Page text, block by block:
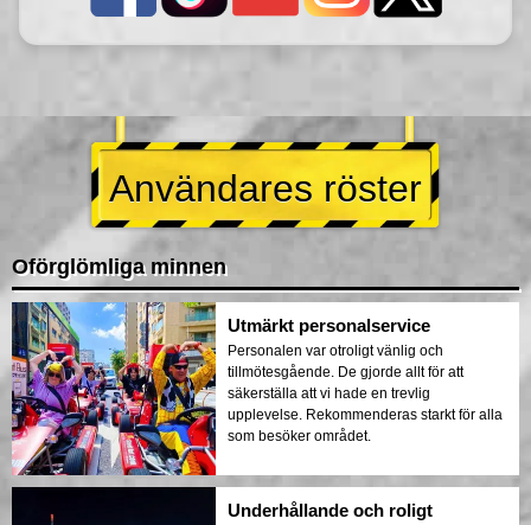
Användares röster
Oförglömliga minnen
Utmärkt personalservice
Personalen var otroligt vänlig och
tillmötesgående. De gjorde allt för att
säkerställa att vi hade en trevlig
upplevelse. Rekommenderas starkt för alla
som besöker området.
Underhållande och roligt